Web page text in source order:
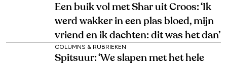
Een buik vol met Shar uit Croos: ‘Ik
werd wakker in een plas bloed, mijn
vriend en ik dachten: dit was het dan’
COLUMNS & RUBRIEKEN
Spitsuur: ‘We slapen met het hele